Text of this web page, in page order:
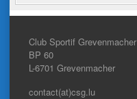
Club Sportif Grevenmacher
BP 60
L-6701 Grevenmacher
contact(at)csg.lu